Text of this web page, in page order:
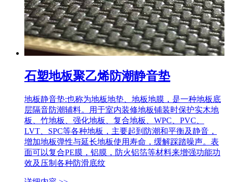
石塑地板聚乙烯防潮静音垫
地板静音垫:也称为地板地垫、地板地膜，是一种地板底
层隔音防潮辅料。用于室内装修地板铺装时保护实木地
板、竹地板、强化地板、复合地板、WPC、PVC、
LVT、SPC等各种地板，主要起到防潮和平衡及静音，
增加地板弹性与延长地板使用寿命，缓解踩踏噪声。表
面可以复合PE膜，铝膜，防火铝箔等材料来增强功能功
效及压制各种防滑底纹